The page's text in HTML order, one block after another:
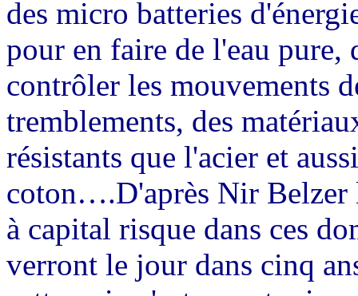
des micro batteries
pour en faire de l'eau pure,
contrôler les mouvements
tremblements, des
résistants que l'acier et
coton….D'après Nir Belzer
à capital risque dans ces
verront le jour dans cinq